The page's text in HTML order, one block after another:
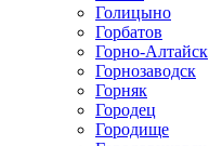
Голицыно
Горбатов
Горно-Алтайск
Горнозаводск
Горняк
Городец
Городище